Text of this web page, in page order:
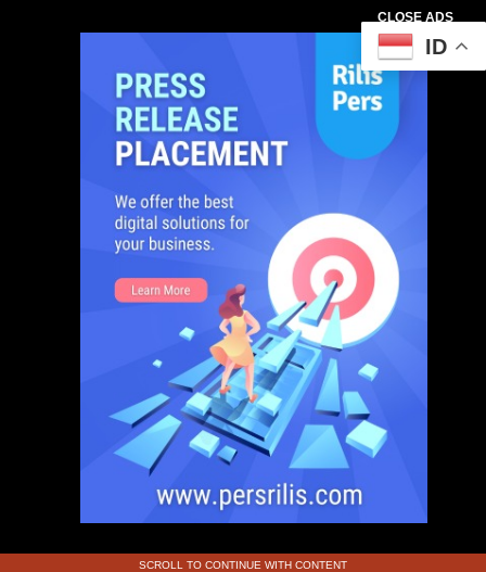
CLOSE ADS
SCROLL TO CONTINUE WITH CONTENT
ID